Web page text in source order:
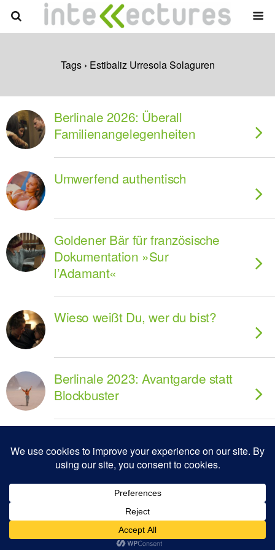
Tags › Estibaliz Urresola Solaguren
Berlinale 2026: Überall
Familienangelegenheiten
Umwerfend authentisch
Goldener Bär für französische
Dokumentation »Sur
l’Adamant«
Wieso weißt Du, wer du bist?
Berlinale 2023: Avantgarde statt
Blockbuster
Zum Seitenanfang
Mobil Desktop